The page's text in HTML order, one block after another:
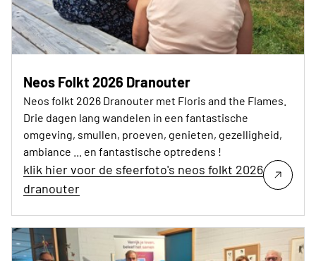
Neos Folkt 2026 Dranouter
Neos folkt 2026 Dranouter met Floris and the Flames.
Drie dagen lang wandelen in een fantastische
omgeving, smullen, proeven, genieten, gezelligheid,
ambiance ... en fantastische optredens !
klik hier voor de sfeerfoto's neos folkt 2026
dranouter